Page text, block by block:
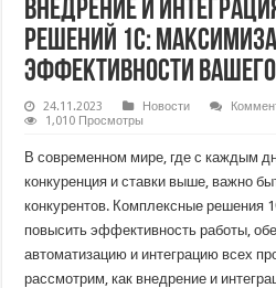
Внедрение и
решений 1С:
эффективности
24.11.2023 Новости
1,010 Просмотры
В современном мире, где с каждым
конкуренция и ставки выше, важно
конкурентов. Комплексные решения
повысить эффективность работы,
автоматизацию и интеграцию всех
рассмотрим, как внедрение и